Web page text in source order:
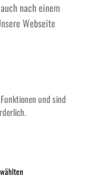
nach einem
Webseite
und sind